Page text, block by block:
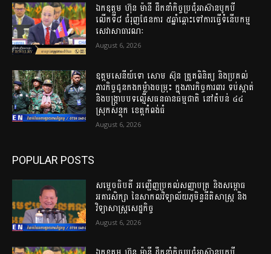
ឯកឧត្តម ហ៊ុន ម៉ានី ដឹកនាំកិច្ចប្រជុំអាស៊ានបូកបី
លើកទី៨ ជំរុញផែនការ ៥ឆ្នាំឆ្ពោះទៅការធ្វើទំនើបកម្ម
សេវាសាធារណៈ
August 6, 2026
ឧត្តម​សេនីយ៍​ទោ​ សោម​ ស៊ុន​ ត្រួតពិនិត្យ​ និង​ប្រគល់​
ភារកិច្ច​ជូន​កងកម្លំាង​ចម្រុះ​ ក្នុង​ភារកិច្ច​ការពារ​ ទប់ស្កាត់ ​
និង​បង្ក្រាប​បទ​ល្មើស​ធនធាន​ធម្មជាតិ​ នៅ​តំបន់​ ៤៤​
ស្រុក​សន្ទុក​ ខេត្ត​កំពង់​ធំ​
August 6, 2026
POPULAR POSTS
សម្តេចធិបតី អញ្ជើញប្រគល់សញ្ញាបត្រ និងសម្ពោធ
អគារសិក្សា នៃសាកលវិទ្យាល័យភូមិន្ទនីតិសាស្ត្រ និង
វិទ្យាសាស្ត្រសេដ្ឋកិច្ច
August 6, 2026